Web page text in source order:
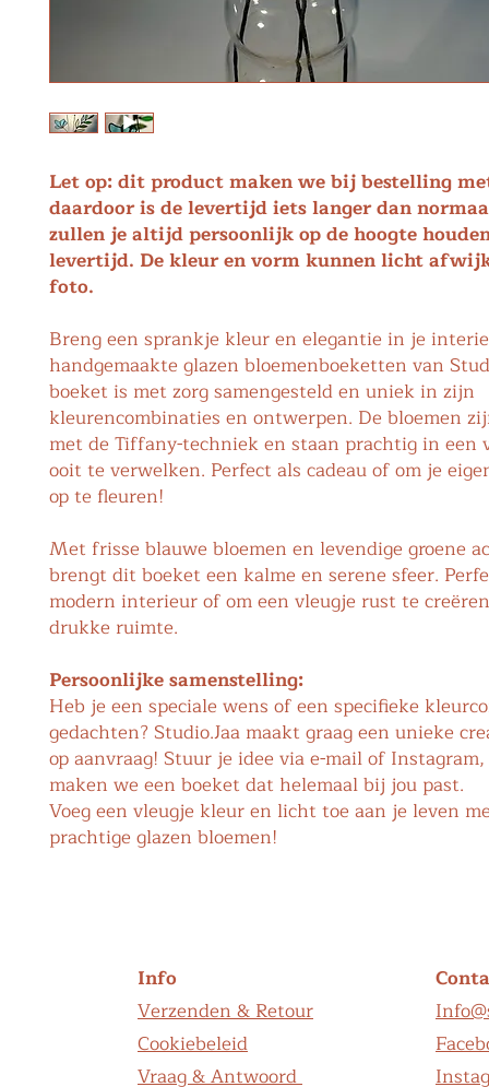
Let op: dit product maken we bij bestelling
daardoor is de levertijd iets langer dan
zullen je altijd persoonlijk op de hoogte
levertijd. De kleur en vorm kunnen licht
foto.
Breng een sprankje kleur en elegantie in je
handgemaakte glazen bloemenboeketten van
boeket is met zorg samengesteld en uniek in zijn
kleurencombinaties en ontwerpen. De bloemen
met de Tiffany-techniek en staan prachtig in een
ooit te verwelken. Perfect als cadeau of om je
op te fleuren!
Met frisse blauwe bloemen en levendige groene
brengt dit boeket een kalme en serene sfeer.
modern interieur of om een vleugje rust te
drukke ruimte.
Persoonlijke samenstelling:
Heb je een speciale wens of een specifieke
gedachten? Studio.Jaa maakt graag een unieke
op aanvraag! Stuur je idee via e-mail of
maken we een boeket dat helemaal bij jou past.
Voeg een vleugje kleur en licht toe aan je leven
prachtige glazen bloemen!
Info
Verzenden & Retour
Cookiebeleid
Vraag & Antwoord